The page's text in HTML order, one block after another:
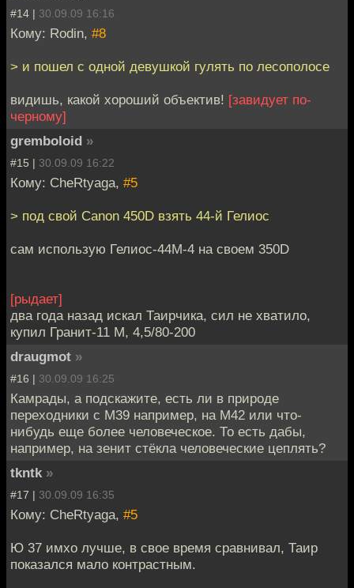
#14 | 30.09.09 16:16
Кому: Rodin, #8
> и пошел с одной девушкой гулять по лесополосе
видишь, какой хороший объектив! [завидует по-
черному]
gremboloid »
#15 | 30.09.09 16:22
Кому: CheRtyaga, #5
> под свой Canon 450D взять 44-й Гелиос
сам использую Гелиос-44М-4 на своем 350D
[рыдает]
два года назад искал Таирчика, сил не хватило,
купил Гранит-11 М, 4,5/80-200
draugmot »
#16 | 30.09.09 16:25
Камрады, а подскажите, есть ли в природе
переходники с М39 например, на М42 или что-
нибудь еще более человеческое. То есть дабы,
например, на зенит стёкла человеческие цеплять?
tkntk »
#17 | 30.09.09 16:35
Кому: CheRtyaga, #5
Ю 37 имхо лучше, в свое время сравнивал, Таир
показался мало контрастным.